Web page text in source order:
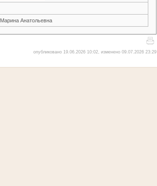
Анатольевна
опубликовано 19.06.2026 10:02, изменено 09.07.2026 23:29